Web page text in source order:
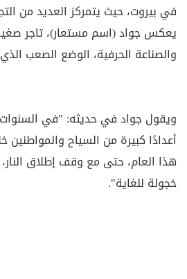
في بيروت، حيث يتمركز العديد من
يعكس جواد (اسم مستعار)، تاجر
والصناعة الحرفية، الوضع الصعب
ويقول جواد في حديثه: "في السنوات
أعدادًا كبيرة من السياح والمواطنين
هذا العام، حتى مع وقف إطلاق النار،
خجولة للغاية".